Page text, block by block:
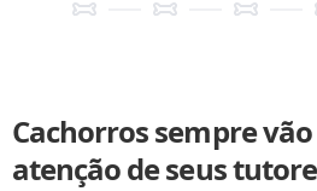
Cachorros sempre
atenção de seus